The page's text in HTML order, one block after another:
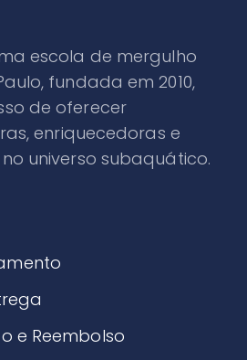
escola de mergulho
fundada em 2010,
de oferecer
enriquecedoras e
universo subaquático.
e Reembolso